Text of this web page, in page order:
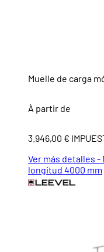
Muelle de carga
À partir de
3.946,00 €
Ver más detalles -
longitud 4000 mm